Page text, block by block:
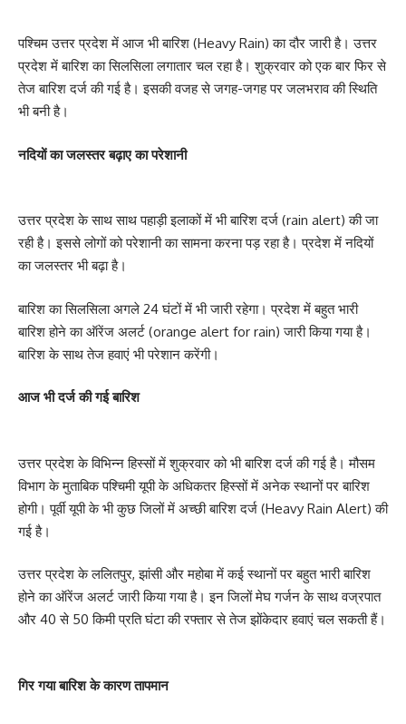
पश्चिम उत्तर प्रदेश में आज भी बारिश (Heavy Rain) का दौर जारी है। उत्तर
प्रदेश में बारिश का सिलसिला लगातार चल रहा है। शुक्रवार को एक बार फिर से
तेज बारिश दर्ज की गई है। इसकी वजह से जगह-जगह पर जलभराव की स्थिति
भी बनी है।
नदियों का जलस्तर बढ़ाए का परेशानी
उत्तर प्रदेश के साथ साथ पहाड़ी इलाकों में भी बारिश दर्ज (rain alert) की जा
रही है। इससे लोगों को परेशानी का सामना करना पड़ रहा है। प्रदेश में नदियों
का जलस्तर भी बढ़ा है।
बारिश का सिलसिला अगले 24 घंटों में भी जारी रहेगा। प्रदेश में बहुत भारी
बारिश होने का ऑरेंज अलर्ट (orange alert for rain) जारी किया गया है।
बारिश के साथ तेज हवाएं भी परेशान करेंगी।
आज भी दर्ज की गई बारिश
उत्तर प्रदेश के विभिन्न हिस्सों में शुक्रवार को भी बारिश दर्ज की गई है। मौसम
विभाग के मुताबिक पश्चिमी यूपी के अधिकतर हिस्सों में अनेक स्थानों पर बारिश
होगी। पूर्वी यूपी के भी कुछ जिलों में अच्छी बारिश दर्ज (Heavy Rain Alert) की
गई है।
उत्तर प्रदेश के ललितपुर, झांसी और महोबा में कई स्थानों पर बहुत भारी बारिश
होने का ऑरेंज अलर्ट जारी किया गया है। इन जिलों मेघ गर्जन के साथ वज्रपात
और 40 से 50 किमी प्रति घंटा की रफ्तार से तेज झोंकेदार हवाएं चल सकती हैं।
गिर गया बारिश के कारण तापमान